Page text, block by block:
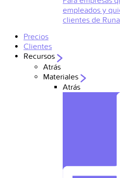
empleados y
clientes de
Precios
Clientes
Recursos
Atrás
Materiales
Atrás